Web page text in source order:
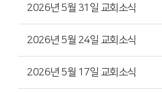
2026년 5월 31일 교회소식
2026년 5월 24일 교회소식
2026년 5월 17일 교회소식